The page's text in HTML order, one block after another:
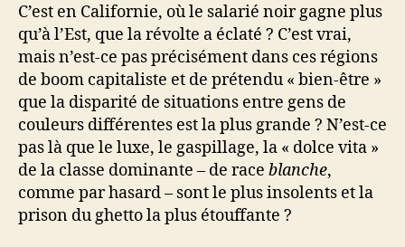
C’est en Californie, où le salarié noir gagne plus
qu’à l’Est, que la révolte a éclaté ? C’est vrai,
mais n’est-ce pas précisément dans ces régions
de boom capitaliste et de prétendu « bien-être »
que la disparité de situations entre gens de
couleurs différentes est la plus grande ? N’est-ce
pas là que le luxe, le gaspillage, la « dolce vita »
de la classe dominante – de race blanche,
comme par hasard – sont le plus insolents et la
prison du ghetto la plus étouffante ?